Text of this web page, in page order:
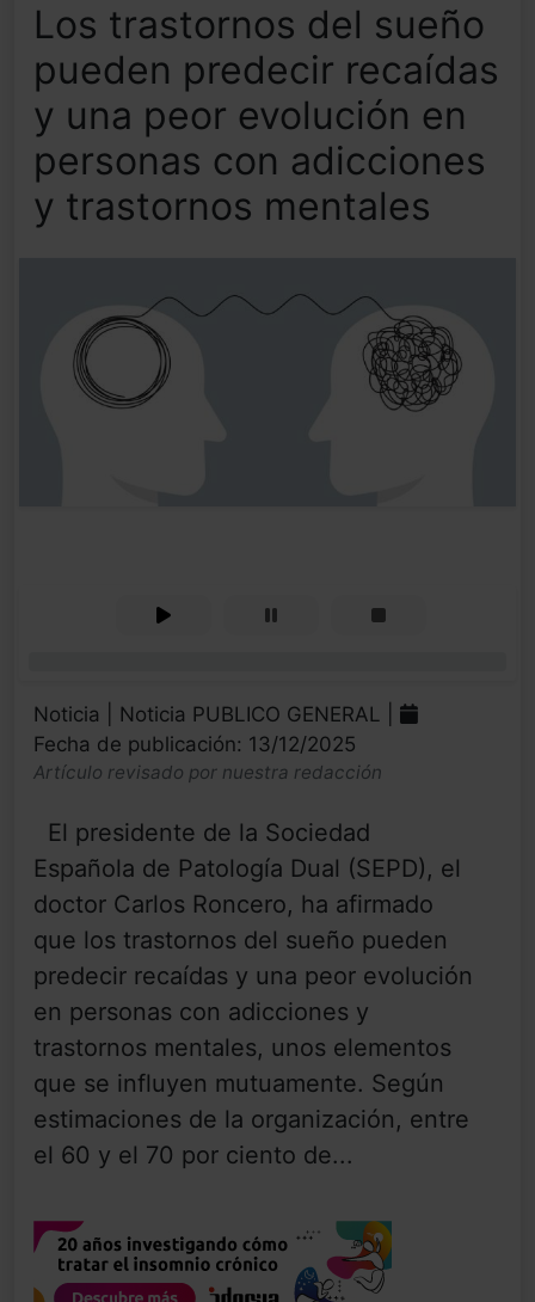
Los trastornos del sueño
pueden predecir recaídas
y una peor evolución en
personas con adicciones
y trastornos mentales
Noticia | Noticia PUBLICO GENERAL |
Fecha de publicación: 13/12/2025
Artículo revisado por nuestra redacción
El presidente de la Sociedad
Española de Patología Dual (SEPD), el
doctor Carlos Roncero, ha afirmado
que los trastornos del sueño pueden
predecir recaídas y una peor evolución
en personas con adicciones y
trastornos mentales, unos elementos
que se influyen mutuamente. Según
estimaciones de la organización, entre
el 60 y el 70 por ciento de...